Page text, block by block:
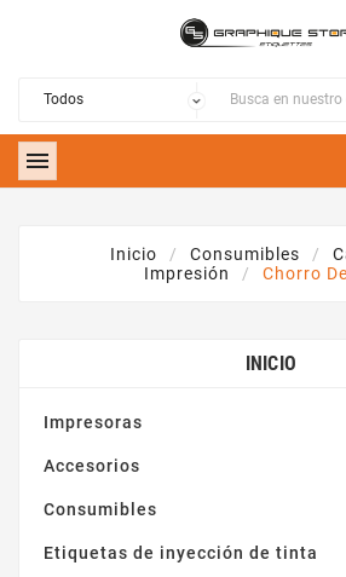

Inicio Consumibles
Impresión
Chorro
INICIO
Impresoras
Accesorios
Consumibles
Etiquetas de inyección de tinta